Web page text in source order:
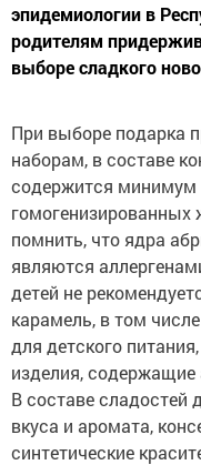
эпидемиологии в
родителям
выборе сладкого
При выборе подарка
наборам, в составе
содержится минимум
помнить, что ядра
являются
детей не
карамель, в том
для детского
изделия, содержащие
В составе сладостей
вкуса и аромата,
синтетические